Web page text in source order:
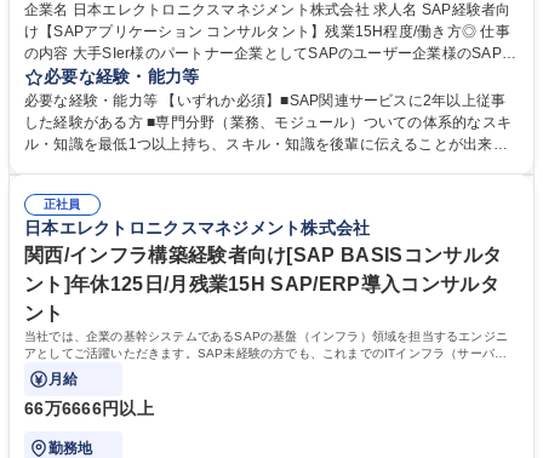
企業名 日本エレクトロニクスマネジメント株式会社 求人名 SAP経験者向
け【SAPアプリケーション コンサルタント】残業15H程度/働き方◎ 仕事
の内容 大手SIer様のパートナー企業としてSAPのユーザー企業様のSAPア
プリケーションコンサルタントとして領域（財務会計、管理会計、プロジ
ェクト会計、販売管理、購買管理、生産管理など）で下記の職務をお任せ
します 【具体的な業務内容】 ■SAPERPの要件定義・設計・カスタマイ
ズ・開発・テスト・移行・ユーザー定着化などプロジェクト各工程のチー
自身の専門領域のプリセールス支援、提案作成 募集職種 SAP経験者向け
【SAPアプリケーション コンサルタント】残業15H程度/働き方◎
必要な経験・能力等
必要な経験・能力等 【いずれか必須】■SAP関連サービスに2年以上従事
した経験がある方 ■専門分野（業務、モジュール）ついての体系的なスキ
ル・知識を最低1つ以上持ち、スキル・知識を後輩に伝えることが出来る
けて努力を惜しまない方 ■上司などからの指示を待つのではなく、自らの
判断で積極的に行動できる方 学歴・資格 学歴：大学院 大学 高専 短大 専
修学校 高校 語学力： 資格：
正社員
日本エレクトロニクスマネジメント株式会社
関西/インフラ構築経験者向け[SAP BASISコンサルタ
ント]年休125日/月残業15H SAP/ERP導入コンサルタ
ント
当社では、企業の基幹システムであるSAPの基盤（インフラ）領域を担当するエンジニ
アとしてご活躍いただきます。SAP未経験の方でも、これまでのITインフラ（サーバ
ー・OS・ミドルウェア等）の経験を活かしながら
月給
66万6666円以上
勤務地